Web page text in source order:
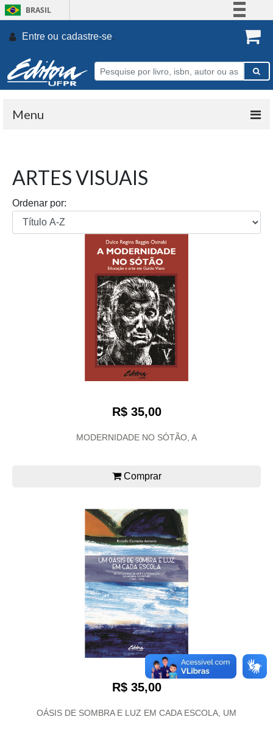
BRASIL
Participe
Entre ou cadastre-se.
Menu
ARTES VISUAIS
Ordenar por:
R$ 35,00
MODERNIDADE NO SÓTÃO, A
Comprar
R$ 35,00
OÁSIS DE SOMBRA E LUZ EM CADA ESCOLA, UM